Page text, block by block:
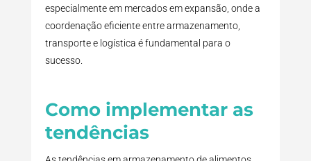
especialmente em mercados em expansão, onde a
coordenação eficiente entre armazenamento,
transporte e logística é fundamental para o
sucesso.
Como implementar as
tendências